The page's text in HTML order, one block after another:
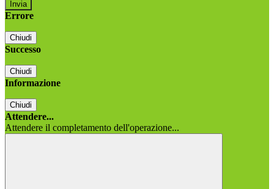
Errore
Chiudi
Successo
Chiudi
Informazione
Chiudi
Attendere...
Attendere il completamento dell'operazione...